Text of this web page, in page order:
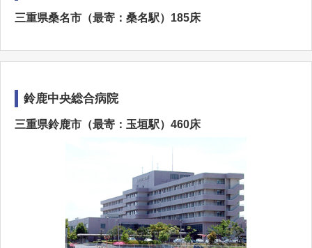
三重県桑名市（最寄：桑名駅）185床
鈴鹿中央総合病院
三重県鈴鹿市（最寄：玉垣駅）460床